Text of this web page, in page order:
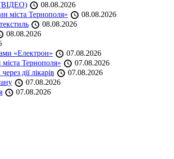
(ВІДЕО)
08.08.2026
міста Тернополя»
08.08.2026
08.08.2026
08.08.2026
«Електрон»
07.08.2026
Тернополя»
07.08.2026
дії лікарів
07.08.2026
07.08.2026
07.08.2026